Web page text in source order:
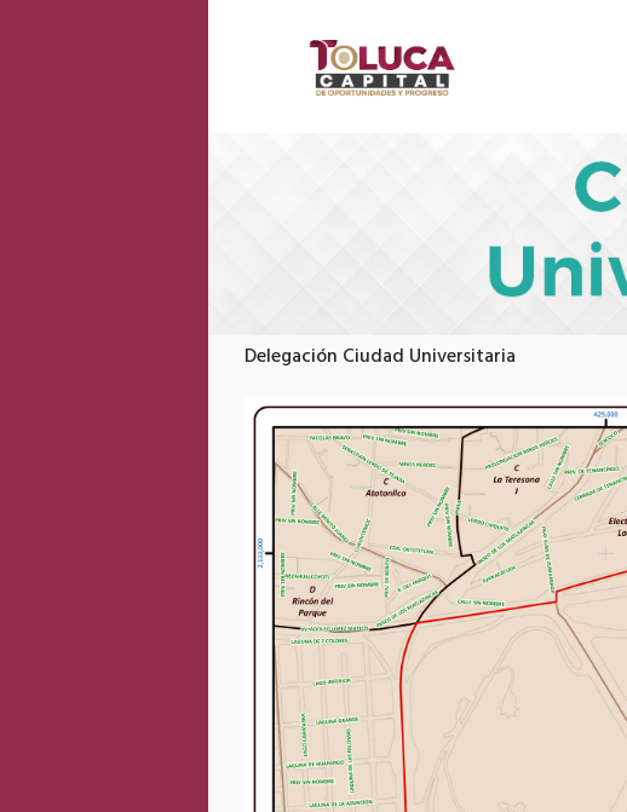
Delegación Ciudad Universitaria